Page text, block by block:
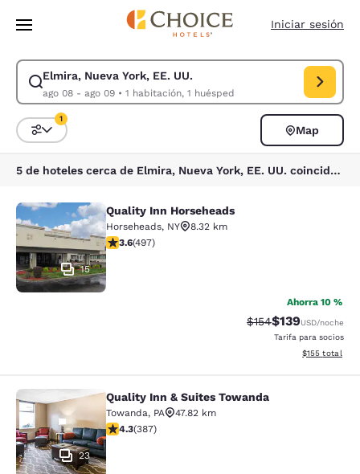
Pasar A Contenido Principal
Iniciar sesión
Elmira, Nueva York, EE. UU.
ago 08 - ago 09• 1 habitación, 1 huésped
Modificar la búsqueda de Elmira, Nueva York, EE. UU.. Fecha de
Ordenar y filtrar
1
Map
5 de hoteles cerca de Elmira, Nueva York, EE. UU. coinciden con tus filtros
Quality Inn Horseheads
15
Quality Inn Horseheads
Horseheads, NY
8.32 km
calificación de 3.62 estrellas. Bueno. 497 reseñas
3.6(497)
Ahorra 10 %
Precio tachado:
$154Precio con
$139USD/noche
Tarifa para socios
Ver detalles
$155 total
Quality Inn & Suites Towanda
23
Quality Inn & Suites Towanda
Towanda, PA
47.82 km
calificación de 4.34 estrellas. Excelente. 387 reseñas
4.3(387)